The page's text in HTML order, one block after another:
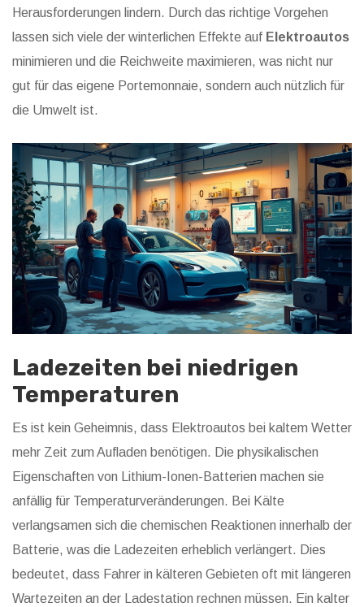
Herausforderungen lindern. Durch das richtige Vorgehen
lassen sich viele der winterlichen Effekte auf Elektroautos
minimieren und die Reichweite maximieren, was nicht nur
gut für das eigene Portemonnaie, sondern auch nützlich für
die Umwelt ist.
Ladezeiten bei niedrigen
Temperaturen
Es ist kein Geheimnis, dass Elektroautos bei kaltem Wetter
mehr Zeit zum Aufladen benötigen. Die physikalischen
Eigenschaften von Lithium-Ionen-Batterien machen sie
anfällig für Temperaturveränderungen. Bei Kälte
verlangsamen sich die chemischen Reaktionen innerhalb der
Batterie, was die Ladezeiten erheblich verlängert. Dies
bedeutet, dass Fahrer in kälteren Gebieten oft mit längeren
Wartezeiten an der Ladestation rechnen müssen. Ein kalter